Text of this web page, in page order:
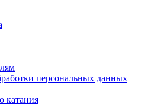
персональных данных
катания